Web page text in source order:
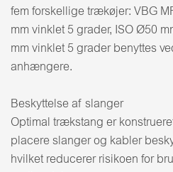
fem forskellige trækøjer: VBG
mm vinklet 5 grader, ISO Ø50
mm vinklet 5 grader benyttes
anhængere.
Beskyttelse af slanger
Optimal trækstang er
placere slanger og kabler
hvilket reducerer risikoen for